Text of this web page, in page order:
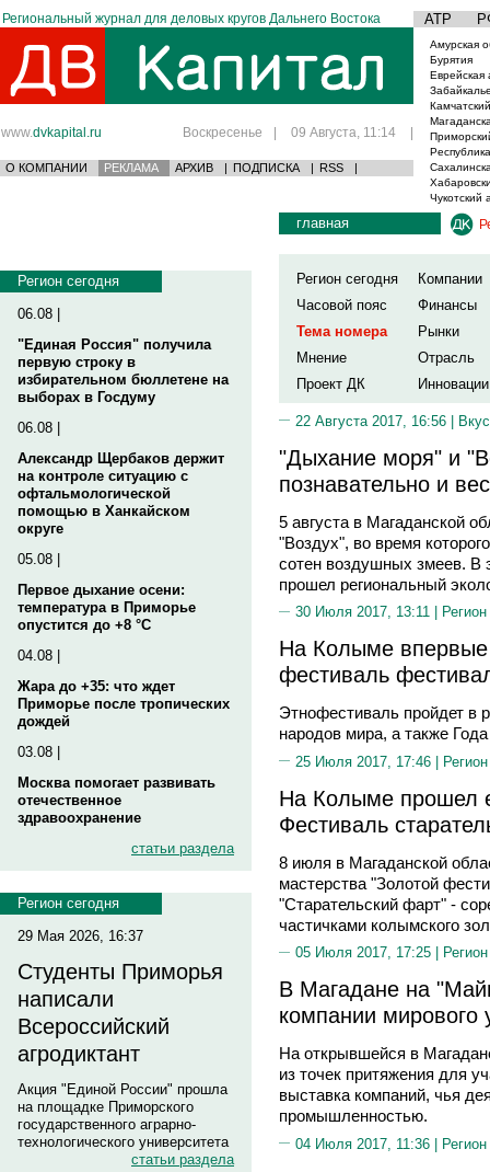
Региональный журнал для деловых кругов Дальнего Востока АТР
www.dvkapital.ru Воскресенье | 09 Августа, 11:14 |
О КОМПАНИИ РЕКЛАМА АРХИВ | ПОДПИСКА | RSS |
Амурская
Бурятия
Еврейская
Чукотский
Регион сегодня
06.08 |
"Единая Россия" получила
первую строку в
избирательном бюллетене на
выборах в Госдуму
06.08 |
Александр Щербаков держит
на контроле ситуацию с
офтальмологической
помощью в Ханкайском
округе
05.08 |
Первое дыхание осени:
температура в Приморье
опустится до +8 °C
04.08 |
Жара до +35: что ждет
Приморье после тропических
дождей
03.08 |
Москва помогает развивать
отечественное
здравоохранение
статьи раздела
Регион сегодня
29 Мая 2026, 16:37
Студенты Приморья
написали
Всероссийский
агродиктант
Акция "Единой России" прошла
на площадке Приморского
государственного аграрно-
технологического университета
статьи раздела
главная
Регион сегодня
Компании
Часовой пояс
Финансы
Тема номера
Рынки
Мнение
Отрасль
Проект ДК
Инновации
22 Августа 2017, 16:56 |
"Дыхание моря" и
познавательно и
5 августа в Магаданской
"Воздух", во время
сотен воздушных змеев. В
прошел региональный
30 Июля 2017, 13:11 |
На Колыме впервые
фестиваль
Этнофестиваль пройдет в
народов мира, а также
25 Июля 2017, 17:46 |
На Колыме прошел
Фестиваль
8 июля в Магаданской
мастерства "Золотой
"Старательский фарт" -
частичками колымского
05 Июля 2017, 17:25 |
В Магадане на
компании мирового
На открывшейся в
из точек притяжения для
выставка компаний, чья
промышленностью.
04 Июля 2017, 11:36 |